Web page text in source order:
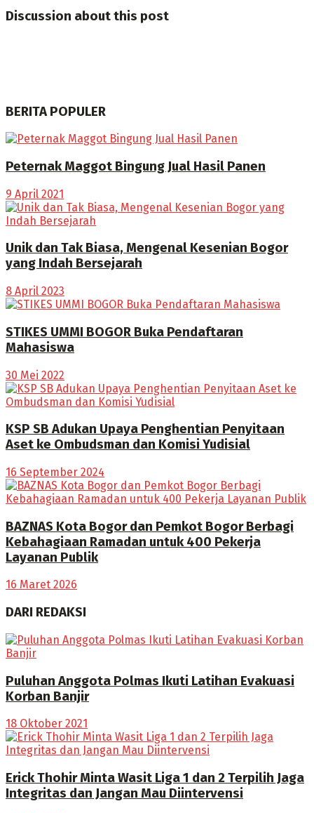
Discussion about this post
BERITA POPULER
Peternak Maggot Bingung Jual Hasil Panen
9 April 2021
Unik dan Tak Biasa, Mengenal Kesenian Bogor
yang Indah Bersejarah
8 April 2023
STIKES UMMI BOGOR Buka Pendaftaran
Mahasiswa
30 Mei 2022
KSP SB Adukan Upaya Penghentian Penyitaan
Aset ke Ombudsman dan Komisi Yudisial
16 September 2024
BAZNAS Kota Bogor dan Pemkot Bogor Berbagi
Kebahagiaan Ramadan untuk 400 Pekerja
Layanan Publik
16 Maret 2026
DARI REDAKSI
Puluhan Anggota Polmas Ikuti Latihan Evakuasi
Korban Banjir
18 Oktober 2021
Erick Thohir Minta Wasit Liga 1 dan 2 Terpilih Jaga
Integritas dan Jangan Mau Diintervensi